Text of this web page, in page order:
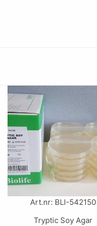
Art.nr: BLI-542150
Tryptic Soy Agar